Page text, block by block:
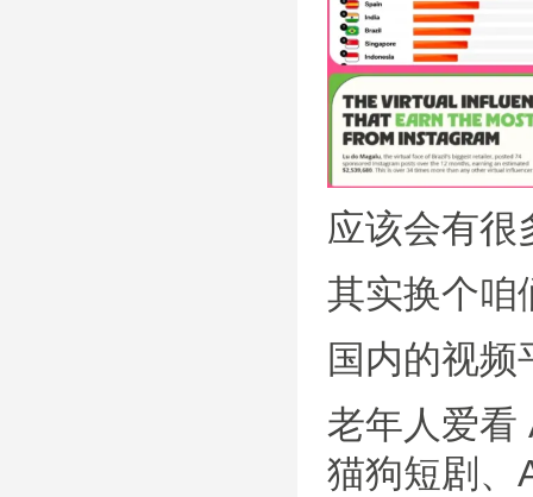
应该会有很
其实换个咱
国内的视
老年人爱看
猫狗短剧、